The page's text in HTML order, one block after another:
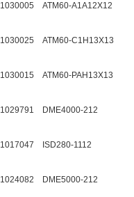
1030005 ATM60-A1A12X12
1030025 ATM60-C1H13X13
1030015 ATM60-PAH13X13
1029791 DME4000-212
1017047 ISD280-1112
1024082 DME5000-212